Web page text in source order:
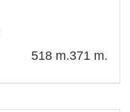
371 m.
518 m.